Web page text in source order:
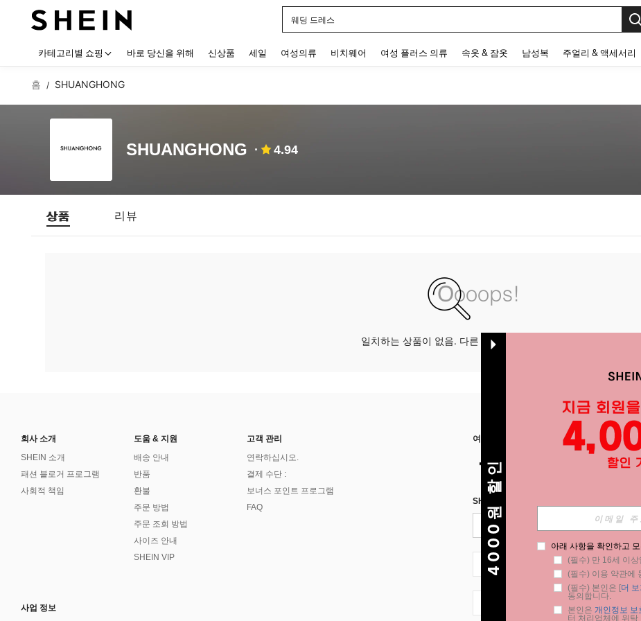
웨딩 드레스
카테고리별 쇼핑 바로 당신을 위해 신상품 세일 여성의류 비치웨어 여성 플러스 의류 속옷 & 잠옷 남성복 주얼리 & 액세서리
홈 / SHUANGHONG
SHUANGHONG 4.94
상품 리뷰
일치하는 상품이 없음. 다른 옵션으로 시도하십시오.
회사 소개
SHEIN 소개
패션 블로거 프로그램
사회적 책임
도움 & 지원
배송 안내
반품
환불
주문 방법
주문 조회 방법
사이즈 안내
SHEIN VIP
고객 관리
연락하십시오.
결제 수단 :
보너스 포인트 프로그램
FAQ
사업 정보
여기에서 저희를 찾아주세요
SHEIN STYLE NEWS에 등록하세요.
KR + 82
4000원 할인
아래 사항을 확인하고
(필수) 만 16세 이상
(필수) 이용 약관에
(필수) 본인은 [더 보
동의합니다.
본인은 개인정보 보
터 처리업체에 위